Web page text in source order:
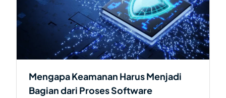
Mengapa Keamanan Harus Menjadi
Bagian dari Proses Software